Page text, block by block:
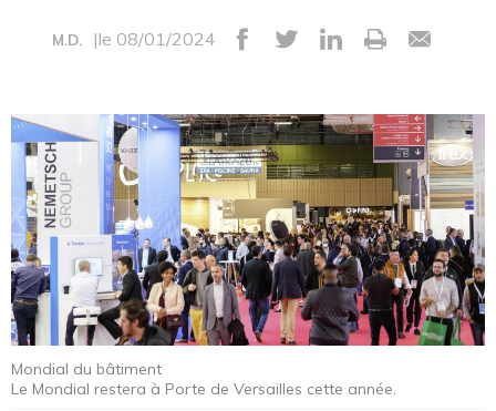
M.D. |le 08/01/2024
Mondial du bâtiment
Le Mondial restera à Porte de Versailles cette année.